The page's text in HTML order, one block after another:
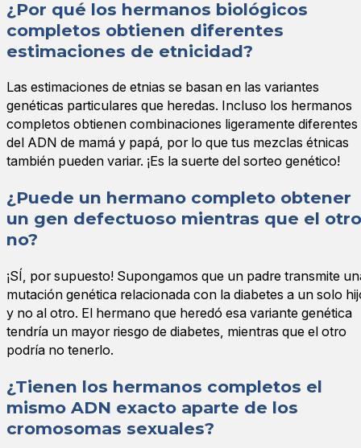
¿Por qué los hermanos biológicos
completos obtienen diferentes
estimaciones de etnicidad?
Las estimaciones de etnias se basan en las variantes
genéticas particulares que heredas. Incluso los hermanos
completos obtienen combinaciones ligeramente diferentes
del ADN de mamá y papá, por lo que tus mezclas étnicas
también pueden variar. ¡Es la suerte del sorteo genético!
¿Puede un hermano completo obtener
un gen defectuoso mientras que el otro
no?
¡SÍ, por supuesto! Supongamos que un padre transmite
mutación genética relacionada con la diabetes a un solo
y no al otro. El hermano que heredó esa variante genética
tendría un mayor riesgo de diabetes, mientras que el otro
podría no tenerlo.
¿Tienen los hermanos completos el
mismo ADN exacto aparte de los
cromosomas sexuales?